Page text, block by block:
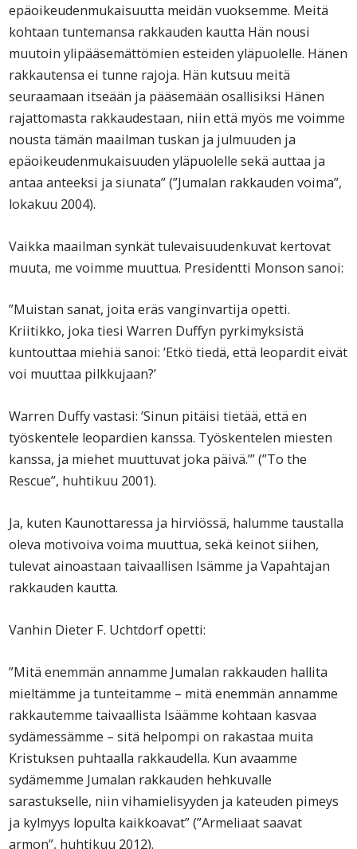
epäoikeudenmukaisuutta meidän vuoksemme. Meitä
kohtaan tuntemansa rakkauden kautta Hän nousi
muutoin ylipääsemättömien esteiden yläpuolelle. Hänen
rakkautensa ei tunne rajoja. Hän kutsuu meitä
seuraamaan itseään ja pääsemään osallisiksi Hänen
rajattomasta rakkaudestaan, niin että myös me voimme
nousta tämän maailman tuskan ja julmuuden ja
epäoikeudenmukaisuuden yläpuolelle sekä auttaa ja
antaa anteeksi ja siunata” (”Jumalan rakkauden voima”,
lokakuu 2004).
Vaikka maailman synkät tulevaisuudenkuvat kertovat
muuta, me voimme muuttua. Presidentti Monson sanoi:
”Muistan sanat, joita eräs vanginvartija opetti.
Kriitikko, joka tiesi Warren Duffyn pyrkimyksistä
kuntouttaa miehiä sanoi: ’Etkö tiedä, että leopardit eivät
voi muuttaa pilkkujaan?’
Warren Duffy vastasi: ’Sinun pitäisi tietää, että en
työskentele leopardien kanssa. Työskentelen miesten
kanssa, ja miehet muuttuvat joka päivä.’” (”To the
Rescue”, huhtikuu 2001).
Ja, kuten Kaunottaressa ja hirviössä, halumme taustalla
oleva motivoiva voima muuttua, sekä keinot siihen,
tulevat ainoastaan taivaallisen Isämme ja Vapahtajan
rakkauden kautta.
Vanhin Dieter F. Uchtdorf opetti:
”Mitä enemmän annamme Jumalan rakkauden hallita
mieltämme ja tunteitamme – mitä enemmän annamme
rakkautemme taivaallista Isäämme kohtaan kasvaa
sydämessämme – sitä helpompi on rakastaa muita
Kristuksen puhtaalla rakkaudella. Kun avaamme
sydämemme Jumalan rakkauden hehkuvalle
sarastukselle, niin vihamielisyyden ja kateuden pimeys
ja kylmyys lopulta kaikkoavat” (”Armeliaat saavat
armon”, huhtikuu 2012).